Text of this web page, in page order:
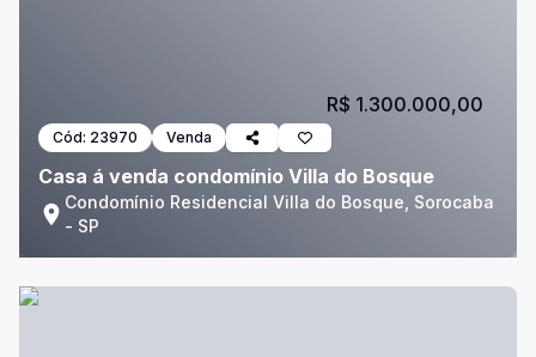
Cód: 23970 Venda
Casa á venda condomínio Villa do Bosque
Condomínio Residencial Villa do Bosque, Sorocaba
- SP
R$ 1.300.000,00